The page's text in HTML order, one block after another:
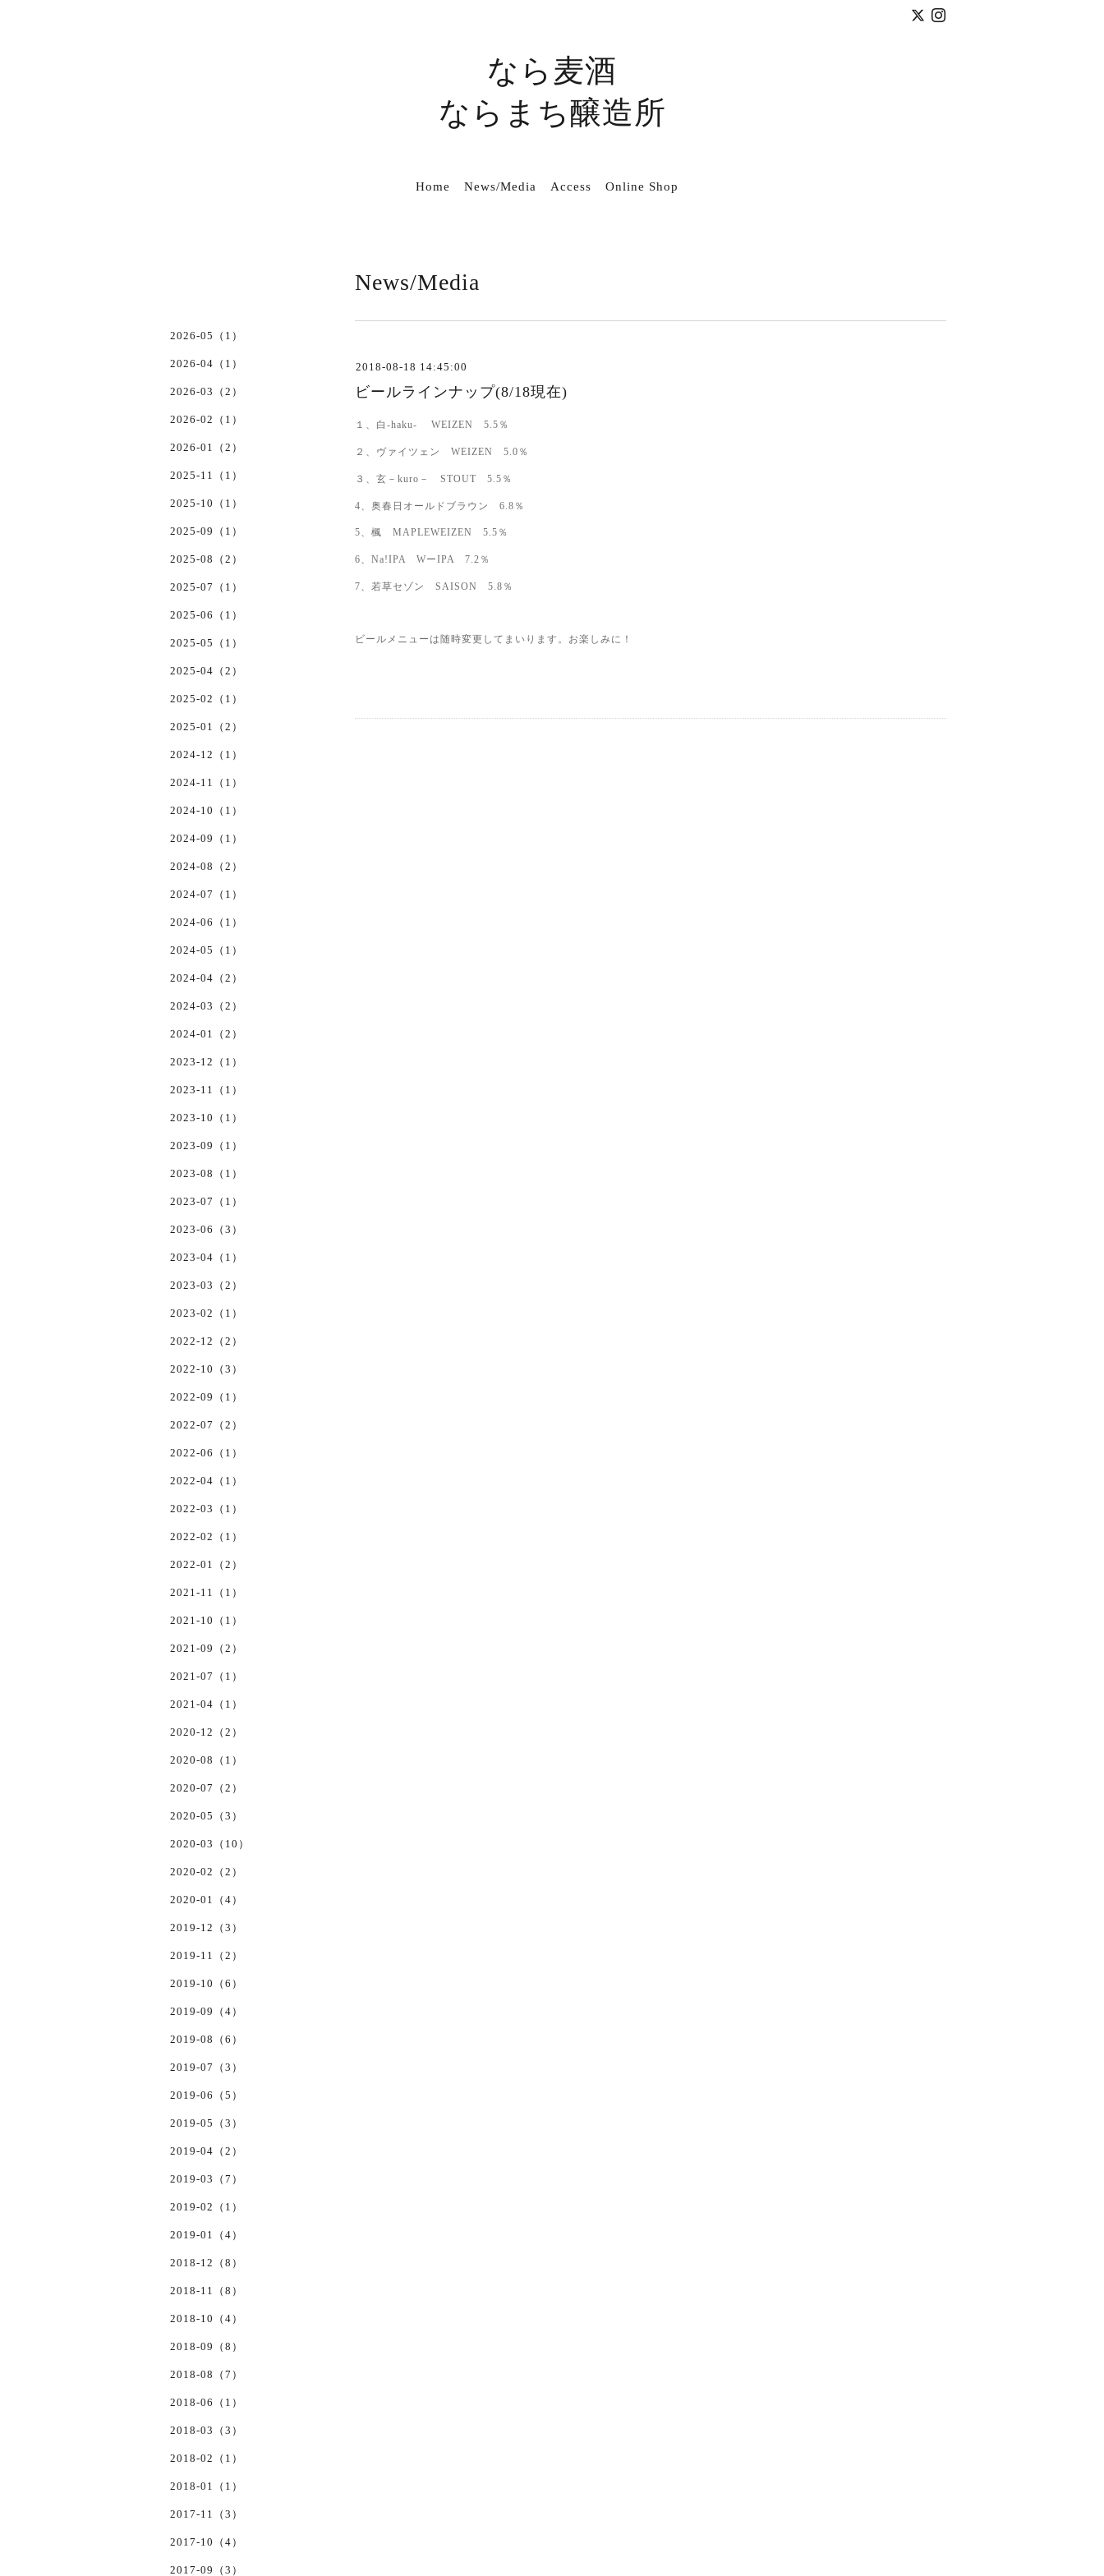
なら麦酒
ならまち醸造所
Home News/Media Access Online Shop
News/Media
2018-08-18 14:45:00
ビールラインナップ(8/18現在)
１、白-haku- WEIZEN 5.5％
２、ヴァイツェン WEIZEN 5.0％
３、玄－kuro－ STOUT 5.5％
4、奥春日オールドブラウン 6.8％
5、楓 MAPLEWEIZEN 5.5％
6、Na!IPA WーIPA 7.2％
7、若草セゾン SAISON 5.8％
ビールメニューは随時変更してまいります。お楽しみに！
2026-05（1）
2026-04（1）
2026-03（2）
2026-02（1）
2026-01（2）
2025-11（1）
2025-10（1）
2025-09（1）
2025-08（2）
2025-07（1）
2025-06（1）
2025-05（1）
2025-04（2）
2025-02（1）
2025-01（2）
2024-12（1）
2024-11（1）
2024-10（1）
2024-09（1）
2024-08（2）
2024-07（1）
2024-06（1）
2024-05（1）
2024-04（2）
2024-03（2）
2024-01（2）
2023-12（1）
2023-11（1）
2023-10（1）
2023-09（1）
2023-08（1）
2023-07（1）
2023-06（3）
2023-04（1）
2023-03（2）
2023-02（1）
2022-12（2）
2022-10（3）
2022-09（1）
2022-07（2）
2022-06（1）
2022-04（1）
2022-03（1）
2022-02（1）
2022-01（2）
2021-11（1）
2021-10（1）
2021-09（2）
2021-07（1）
2021-04（1）
2020-12（2）
2020-08（1）
2020-07（2）
2020-05（3）
2020-03（10）
2020-02（2）
2020-01（4）
2019-12（3）
2019-11（2）
2019-10（6）
2019-09（4）
2019-08（6）
2019-07（3）
2019-06（5）
2019-05（3）
2019-04（2）
2019-03（7）
2019-02（1）
2019-01（4）
2018-12（8）
2018-11（8）
2018-10（4）
2018-09（8）
2018-08（7）
2018-06（1）
2018-03（3）
2018-02（1）
2018-01（1）
2017-11（3）
2017-10（4）
2017-09（3）